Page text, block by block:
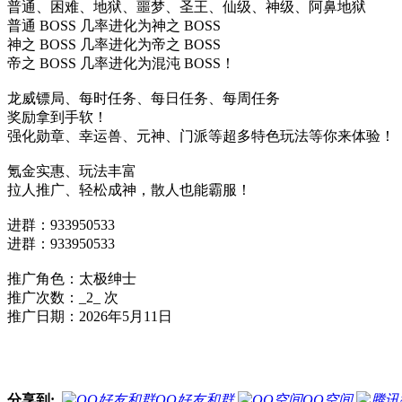
普通、困难、地狱、噩梦、圣王、仙级、神级、阿鼻地狱
普通 BOSS 几率进化为神之 BOSS
神之 BOSS 几率进化为帝之 BOSS
帝之 BOSS 几率进化为混沌 BOSS！
龙威镖局、每时任务、每日任务、每周任务
奖励拿到手软！
强化勋章、幸运兽、元神、门派等超多特色玩法等你来体验！
氪金实惠、玩法丰富
拉人推广、轻松成神，散人也能霸服！
进群：933950533
进群：933950533
推广角色：太极绅士
推广次数：_2_ 次
推广日期：2026年5月11日